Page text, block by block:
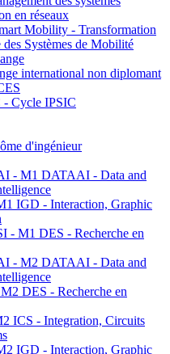
en réseaux
Mobility - Transformation
Systèmes de Mobilité
international non diplomant
Cycle IPSIC
d'ingénieur
- M1 DATAAI - Data and
IGD - Interaction, Graphic
- M1 DES - Recherche en
- M2 DATAAI - Data and
DES - Recherche en
ICS - Integration, Circuits
IGD - Interaction, Graphic